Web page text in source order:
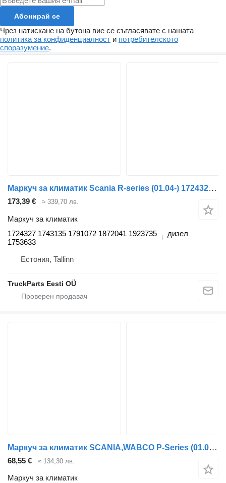
Абонирай се
Чрез натискане на бутона вие се съгласявате с нашата
политика за конфиденциалност и потребителското
споразумение.
Маркуч за климатик Scania R-series (01.04-) 1724327 за влекач Scania P,G,R,T-series (2004-2017)
173,39 € ≈ 339,70 лв.
Маркуч за климатик
1724327 1743135 1791072 1872041 1923735
1753633
дизел
Естония, Tallinn
TruckParts Eesti OÜ
Маркуч за климатик SCANIA,WABCO P-Series (01.04-12.17) 4460910060 за влекач Scania P,G,R,T-series (2004-2017)
68,55 € ≈ 134,30 лв.
Маркуч за климатик